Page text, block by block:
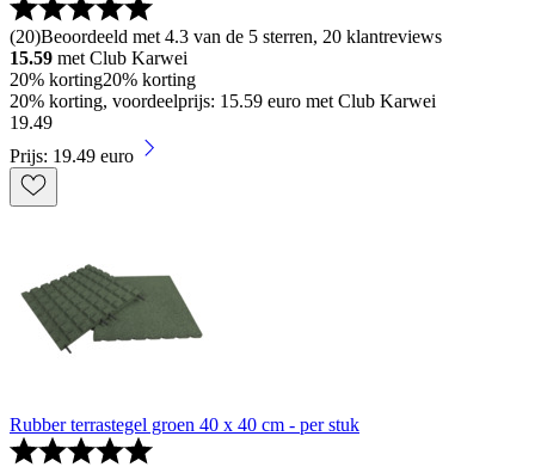
(20)Beoordeeld met 4.3 van de 5 sterren, 20 klantreviews
15.59 met Club Karwei
20% korting20% korting
20% korting, voordeelprijs: 15.59 euro met Club Karwei
19.49
Prijs: 19.49 euro
Rubber terrastegel groen 40 x 40 cm - per stuk